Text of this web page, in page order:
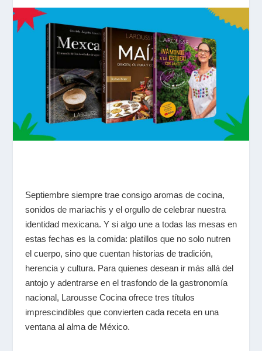
Septiembre siempre trae consigo aromas de cocina,
sonidos de mariachis y el orgullo de celebrar nuestra
identidad mexicana. Y si algo une a todas las mesas en
estas fechas es la comida: platillos que no solo nutren
el cuerpo, sino que cuentan historias de tradición,
herencia y cultura. Para quienes desean ir más allá del
antojo y adentrarse en el trasfondo de la gastronomía
nacional, Larousse Cocina ofrece tres títulos
imprescindibles que convierten cada receta en una
ventana al alma de México.